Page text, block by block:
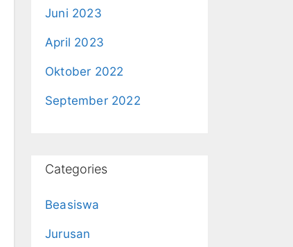
Juni 2023
April 2023
Oktober 2022
September 2022
Categories
Beasiswa
Jurusan